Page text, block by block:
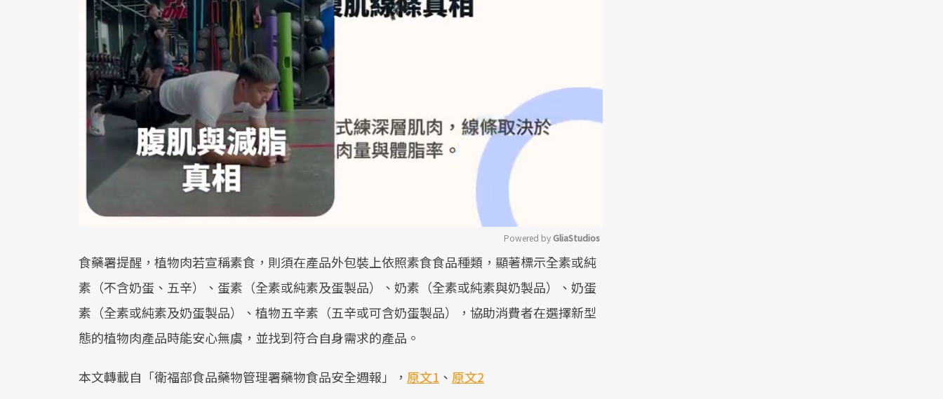
Mute
Powered by GliaStudios
食藥署提醒，植物肉若宣稱素食，則須在產品外包裝上依照素食食品種類，顯著標示全素或純
素（不含奶蛋、五辛）、蛋素（全素或純素及蛋製品）、奶素（全素或純素與奶製品）、奶蛋
素（全素或純素及奶蛋製品）、植物五辛素（五辛或可含奶蛋製品），協助消費者在選擇新型
態的植物肉產品時能安心無虞，並找到符合自身需求的產品。
本文轉載自「衛福部食品藥物管理署藥物食品安全週報」， 原文1 、 原文2